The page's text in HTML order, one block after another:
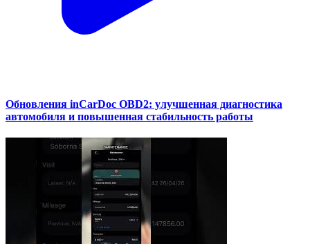
Обновления inCarDoc OBD2: улучшенная диагностика
автомобиля и повышенная стабильность работы